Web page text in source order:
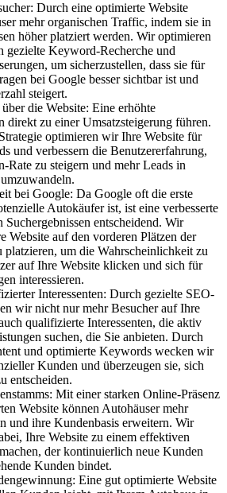
Durch eine optimierte Website
mehr organischen Traffic, indem sie in
höher platziert werden. Wir optimieren
gezielte Keyword-Recherche und
um sicherzustellen, dass sie für
bei Google besser sichtbar ist und
steigert.
die Website: Eine erhöhte
direkt zu einer Umsatzsteigerung führen.
optimieren wir Ihre Website für
und verbessern die Benutzererfahrung,
Rate zu steigern und mehr Leads in
bei Google: Da Google oft die erste
Autokäufer ist, ist eine verbesserte
Suchergebnissen entscheidend. Wir
Website auf den vorderen Plätzen der
platzieren, um die Wahrscheinlichkeit zu
auf Ihre Website klicken und sich für
interessieren.
Interessenten: Durch gezielte SEO-
wir nicht nur mehr Besucher auf Ihre
qualifizierte Interessenten, die aktiv
suchen, die Sie anbieten. Durch
und optimierte Keywords wecken wir
Kunden und überzeugen sie, sich
entscheiden.
Mit einer starken Online-Präsenz
Website können Autohäuser mehr
und ihre Kundenbasis erweitern. Wir
Ihre Website zu einem effektiven
der kontinuierlich neue Kunden
Kunden bindet.
Eine gut optimierte Website